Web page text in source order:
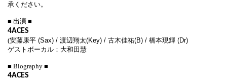
承ください。
■ 出演 ■
4ACES
(安藤康平 (Sax) / 渡辺翔太(Key) / 古木佳祐(B) / 橋本現輝 (Dr)
ゲストボーカル：大和田慧
■ Biography ■
4ACES